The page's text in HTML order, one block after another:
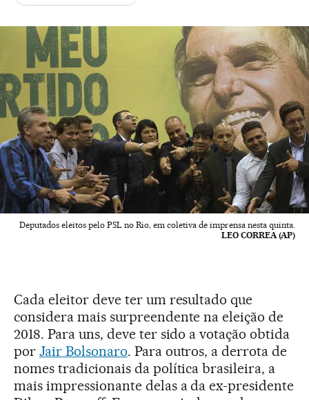
Deputados eleitos pelo PSL no Rio, em coletiva de imprensa nesta quinta.
LEO CORREA (AP)
Cada eleitor deve ter um resultado que
considera mais surpreendente na eleição de
2018. Para uns, deve ter sido a votação obtida
por Jair Bolsonaro. Para outros, a derrota de
nomes tradicionais da política brasileira, a
mais impressionante delas a da ex-presidente